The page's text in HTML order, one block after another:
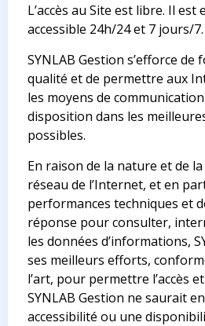
L’accès au Site est libre. Il est
accessible 24h/24 et 7 jours/7.
SYNLAB Gestion s’efforce de
qualité et de permettre aux
les moyens de
disposition dans les
possibles.
En raison de la nature et de
réseau de l’Internet, et en
performances techniques et
réponse pour consulter,
les données d’informations,
ses meilleurs efforts,
l’art, pour permettre l’accès
SYNLAB Gestion ne saurait
accessibilité ou une